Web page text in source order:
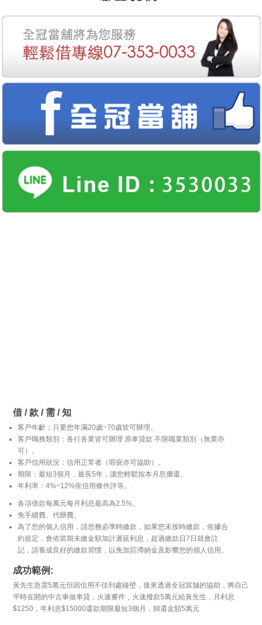
借 / 款 / 需 / 知
客戶年齡：只要您年滿20歲~70歲皆可辦理。
客戶職務類別：各行各業皆可辦理 原車貸款 不限職業類別（無業亦
可）。
客戶信用狀況：信用正常者（瑕疵亦可協助）。
期限：最短3個月，最長5年，讓您輕鬆按本月息攤還。
年利率：4%~12%依信用條件評等。.
各項借款每萬元每月利息最高為2.5%。
免手續費、代辦費。
為了您的個人信用，請您務必準時繳款，如果您未按時繳款，依據合
約規定，會依當期未繳金額加計遲延利息，超過繳款日7日就會註
記，請養成良好的繳款習慣，以免加罰滯納金及影響您的個人信用。
成功範例:
黃先生急需5萬元但因信用不佳到處碰壁，後來透過全冠當舖的協助，將自己
平時在開的中古車做車貸，火速審件，火速撥款5萬元給黃先生，月利息
$1250，年利息$15000還款期限最短3個月，歸還金額5萬元